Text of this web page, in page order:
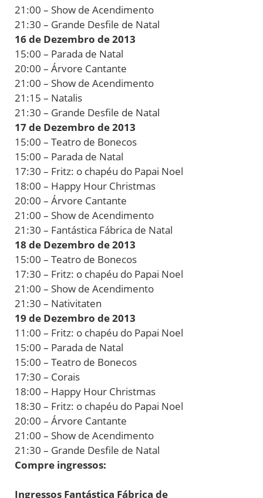
21:00 – Show de Acendimento
21:30 – Grande Desfile de Natal
16 de Dezembro de 2013
15:00 – Parada de Natal
20:00 – Árvore Cantante
21:00 – Show de Acendimento
21:15 – Natalis
21:30 – Grande Desfile de Natal
17 de Dezembro de 2013
15:00 – Teatro de Bonecos
15:00 – Parada de Natal
17:30 – Fritz: o chapéu do Papai Noel
18:00 – Happy Hour Christmas
20:00 – Árvore Cantante
21:00 – Show de Acendimento
21:30 – Fantástica Fábrica de Natal
18 de Dezembro de 2013
15:00 – Teatro de Bonecos
17:30 – Fritz: o chapéu do Papai Noel
21:00 – Show de Acendimento
21:30 – Nativitaten
19 de Dezembro de 2013
11:00 – Fritz: o chapéu do Papai Noel
15:00 – Parada de Natal
15:00 – Teatro de Bonecos
17:30 – Corais
18:00 – Happy Hour Christmas
18:30 – Fritz: o chapéu do Papai Noel
20:00 – Árvore Cantante
21:00 – Show de Acendimento
21:30 – Grande Desfile de Natal
Compre ingressos:
Ingressos Fantástica Fábrica de